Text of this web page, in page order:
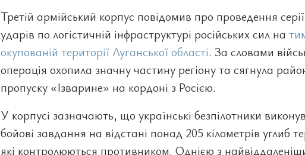
Третій армійський корпус повідомив про проведення
ударів по логістичній інфраструктурі російських сил на
окупованій території Луганської області. За словами
операція охопила значну частину регіону та сягнула
пропуску «Ізварине» на кордоні з Росією.
У корпусі зазначають, що українські безпілотники
бойові завдання на відстані понад 205 кілометрів углиб
які контролюються противником. Однією з